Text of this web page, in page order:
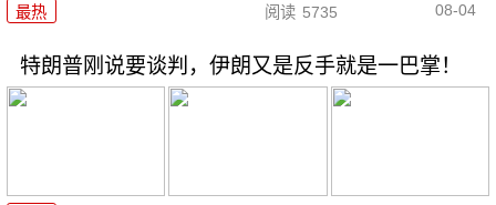
最热 阅读 5735 08-04
特朗普刚说要谈判，伊朗又是反手就是一巴掌！